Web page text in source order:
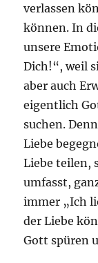
verlassen
können. In
unsere
Dich!“, weil
aber auch
eigentlich
suchen.
Liebe
Liebe teilen,
umfasst,
immer „Ich
der Liebe
Gott spüren